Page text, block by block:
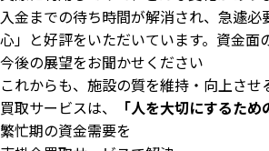
入金までの待ち時間が解消され、急遽
心」と好評をいただいています。資金面
今後の展望をお聞かせください
これからも、施設の質を維持・向上さ
買取サービスは、
「人を大切にするため
繁忙期の資金需要を